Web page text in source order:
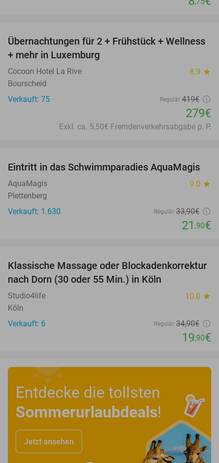
33%
Übernachtungen für 2 + Frühstück + Wellness
+ mehr in Luxemburg
Cocoon Hotel La Rive 8.9 star
Bourscheid
Verkauft: 75
Regulär 419€
279€
Exkl. ca. 5,50€ Fremdenverkehrsabgabe p. P.
35%
Eintritt in das Schwimmparadies AquaMagis
AquaMagis 9.0 star
Plettenberg
Verkauft: 1.630
Regulär 33,90€
21 ,90€
43%
Klassische Massage oder Blockadenkorrektur
nach Dorn (30 oder 55 Min.) in Köln
Studio4life 10.0 star
Köln
Verkauft: 6
Regulär 34,90€
19,90€
Entdecke die tollsten
Sommerurlaubdeals!
Jetzt ansehen